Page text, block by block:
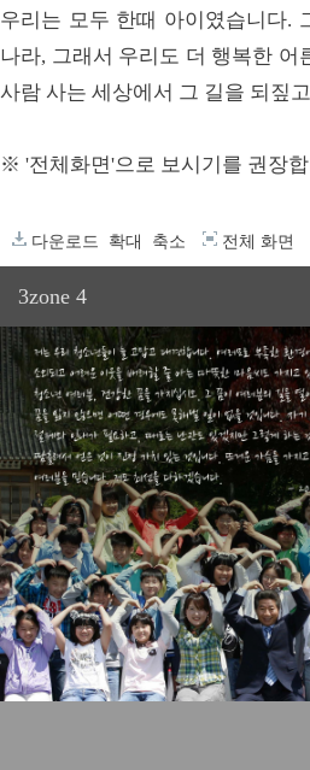
우리는 모두 한때 아이였습니다.
나라, 그래서 우리도 더 행복한
사람 사는 세상에서 그 길을 되짚
※ '전체화면'으로 보시기를 권장
다운로드 확대 축소 전체 화면
3zone 4